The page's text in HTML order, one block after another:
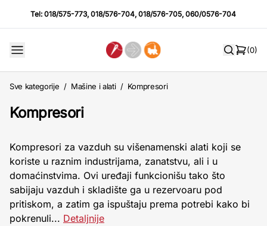
Tel:018/575-773,018/576-704,018/576-705,060/0576-704
(0)
Sve kategorije / Mašine i alati / Kompresori
Kompresori
Kompresori za vazduh su višenamenski alati koji se
koriste u raznim industrijama, zanatstvu, ali i u
domaćinstvima. Ovi uređaji funkcionišu tako što
sabijaju vazduh i skladište ga u rezervoaru pod
pritiskom, a zatim ga ispuštaju prema potrebi kako bi
pokrenuli... Detaljnije